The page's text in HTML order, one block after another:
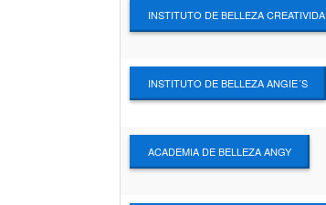
INSTITUTO DE BELLEZA
INSTITUTO DE BELLEZA ANGIE´S
ACADEMIA DE BELLEZA ANGY